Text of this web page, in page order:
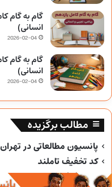
گام به گام
انسانی)
2026-02-04
گام به گام
انسانی)
2026-02-04
مطالب برگزیده
پانسیون مطالعاتی در تهران
کد تخفیف تاملند
کد تخفیف خیلی سبز